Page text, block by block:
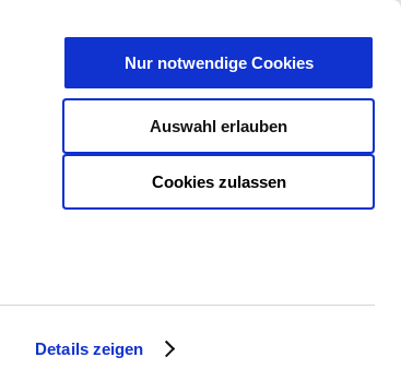
Details zeigen
Cookies zulassen
Auswahl erlauben
Nur notwendige Cookies
SCHRIFTGRÖßE: